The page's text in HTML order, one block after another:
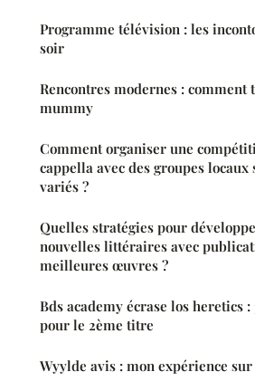
Programme télévision : les
soir
Rencontres modernes : comment
mummy
Comment organiser une
cappella avec des groupes locaux
variés ?
Quelles stratégies pour
nouvelles littéraires avec
meilleures œuvres ?
Bds academy écrase los heretics
pour le 2ème titre
Wyylde avis : mon expérience